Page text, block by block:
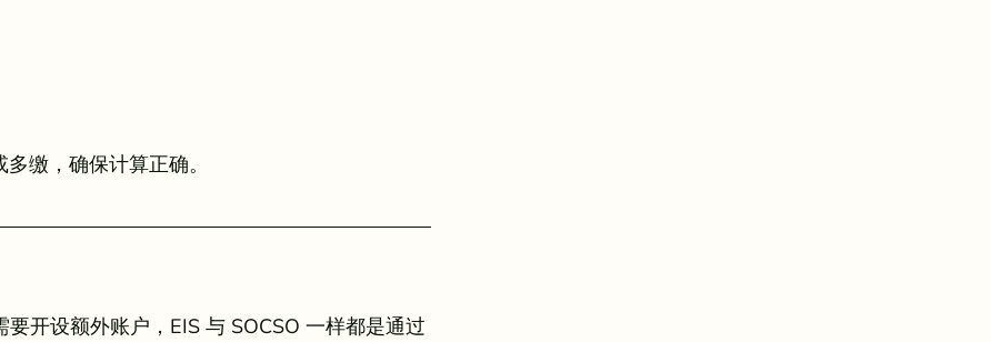
缴，确保计算正确。
开设额外账户，EIS 与 SOCSO 一样都是通过